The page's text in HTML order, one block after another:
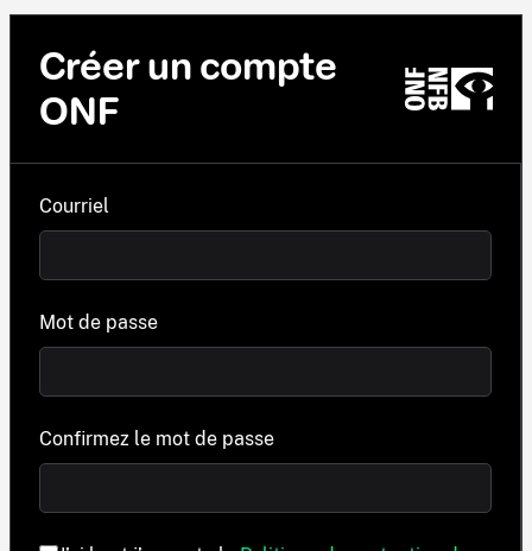
Créer un compte
ONF
Courriel
Mot de passe
Confirmez le mot de passe